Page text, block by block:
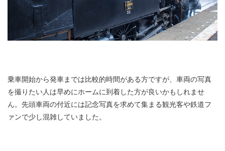
乗車開始から発車までは比較的時間がある方ですが、車両の写真
を撮りたい人は早めにホームに到着した方が良いかもしれませ
ん。先頭車両の付近には記念写真を求めて集まる観光客や鉄道フ
ァンで少し混雑していました。